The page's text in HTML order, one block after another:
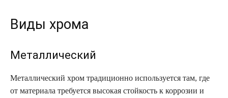
Виды хрома
Металлический
Металлический хром традиционно используется там, где
от материала требуется высокая стойкость к коррозии и